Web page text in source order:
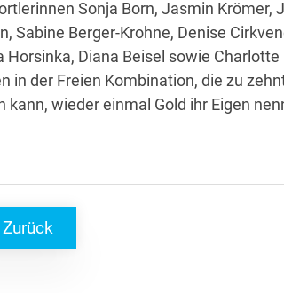
Sonja Born, Jasmin Krömer,
Sabine Berger-Krohne, Denise
Horsinka, Diana Beisel sowie
in der Freien Kombination, die zu
kann, wieder einmal Gold ihr Eigen
Zurück